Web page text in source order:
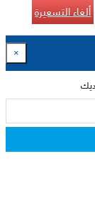
ألغاء التسعيرة
×